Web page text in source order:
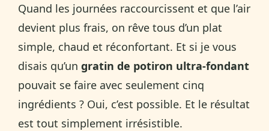
Quand les journées raccourcissent et que l’air
devient plus frais, on rêve tous d’un plat
simple, chaud et réconfortant. Et si je vous
disais qu’un gratin de potiron ultra-fondant
pouvait se faire avec seulement cinq
ingrédients ? Oui, c’est possible. Et le résultat
est tout simplement irrésistible.